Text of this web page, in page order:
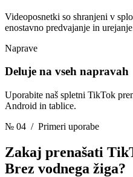
Videoposnetki so shranjeni v
enostavno predvajanje in
Naprave
Deluje na vseh napravah
Uporabite naš spletni TikTok
Android in tablice.
№ 04 / Primeri uporabe
Zakaj prenašati
Brez vodnega žiga?